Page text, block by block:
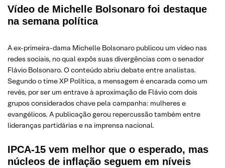
Vídeo de Michelle Bolsonaro foi destaque
na semana política
A ex-primeira-dama Michelle Bolsonaro publicou um vídeo nas
redes sociais, no qual expôs suas divergências com o senador
Flávio Bolsonaro. O conteúdo abriu debate entre analistas.
Segundo o time XP Política, a mensagem é encarada como um
revés, por ser um entrave à aproximação de Flávio com dois
grupos considerados chave pela campanha: mulheres e
evangélicos. A publicação gerou repercussão também entre
lideranças partidárias e na imprensa nacional.
IPCA-15 vem melhor que o esperado, mas
núcleos de inflação seguem em níveis